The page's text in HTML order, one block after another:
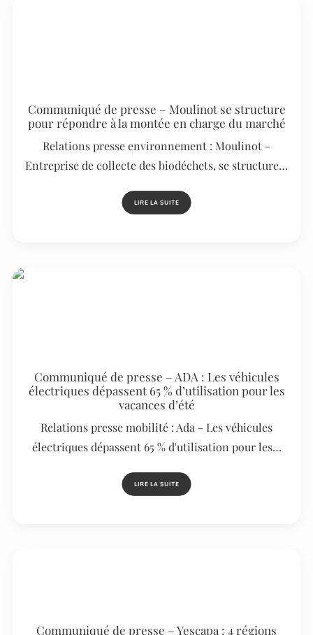
Communiqué de presse – Moulinot se structure
pour répondre à la montée en charge du marché
Relations presse environnement : Moulinot -
Entreprise de collecte des biodéchets, se structure…
LIRE LA SUITE
Communiqué de presse – ADA : Les véhicules
électriques dépassent 65 % d’utilisation pour les
vacances d’été
Relations presse mobilité : Ada - Les véhicules
électriques dépassent 65 % d'utilisation pour les…
LIRE LA SUITE
Communiqué de presse – Yescapa : 4 régions